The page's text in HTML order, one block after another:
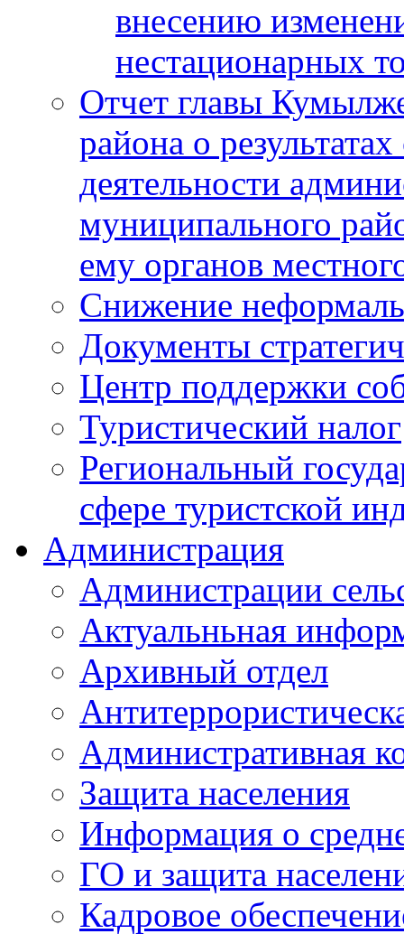
внесению
нестационарных
Отчет главы
района о
деятельности
муниципального
ему органов
Снижение
Документы
Центр поддержки
Туристический налог
Региональный
сфере туристской
Администрация
Администрации
Актуальньная
Архивный отдел
Административная
Защита населения
Информация о
ГО и защита
Кадровое